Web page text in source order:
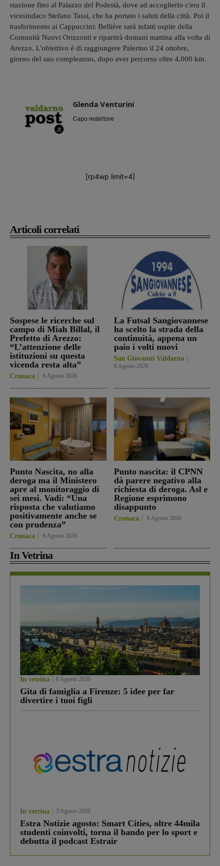
Articoli correlati
Sospese le ricerche sul
campo di Miah Billal, il
Prefetto di Arezzo:
“L’attenzione delle
istituzioni su questa
vicenda resta alta”
Cronaca 6 Agosto 2026
La Futsal Sangiovannese
ha scelto la strada della
continuità, appena un
paio i volti nuovi
San Giovanni Valdarno
6 Agosto 2026
Punto Nascita, no alla
deroga ma il Ministero
apre al monitoraggio di
sei mesi. Vadi: “Una
risposta che valutiamo
positivamente anche se
con prudenza”
Cronaca 6 Agosto 2026
Punto nascita: il CPNN
dà parere negativo alla
richiesta di deroga. Asl e
Regione esprimono
disappunto
Cronaca 6 Agosto 2026
In Vetrina
In vetrina 6 Agosto 2026
Gita di famiglia a Firenze: 5 idee per far
divertire i tuoi figli
In vetrina 3 Agosto 2026
Estra Notizie agosto: Smart Cities, oltre 44mila
studenti coinvolti, torna il bando per lo sport e
debutta il podcast Estrair
stazione fino al Palazzo del Podestà, dove ad accoglierlo c'era il
vicesindaco Stefano Tassi, che ha portato i saluti della città. Poi il
trasferimento ai Cappuccini: Bellière sarà infatti ospite della
Comunità Nuovi Orizzonti e ripartirà domani mattina alla volta di
Arezzo. L'obiettivo è di raggiungere Palermo il 24 ottobre,
giorno del suo compleanno, dopo aver percorso oltre 4.000 km.
Glenda Venturini
Capo redattore
[rp4wp limit=4]